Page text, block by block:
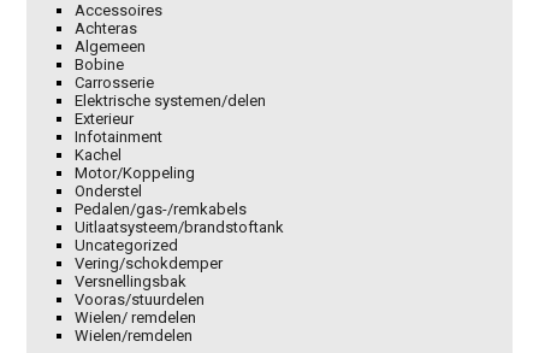
Accessoires
Achteras
Algemeen
Bobine
Carrosserie
Elektrische systemen/delen
Exterieur
Infotainment
Kachel
Motor/Koppeling
Onderstel
Pedalen/gas-/remkabels
Uitlaatsysteem/brandstoftank
Uncategorized
Vering/schokdemper
Versnellingsbak
Vooras/stuurdelen
Wielen/ remdelen
Wielen/remdelen